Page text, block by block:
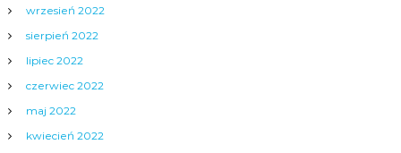
wrzesień 2022
sierpień 2022
lipiec 2022
czerwiec 2022
maj 2022
kwiecień 2022